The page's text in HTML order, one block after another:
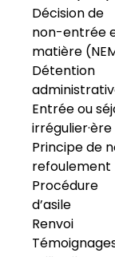
Décision de
non-entrée
matière
Détention
Entrée ou
irrégulier·ère
Principe de
refoulement
Procédure
d’asile
Renvoi